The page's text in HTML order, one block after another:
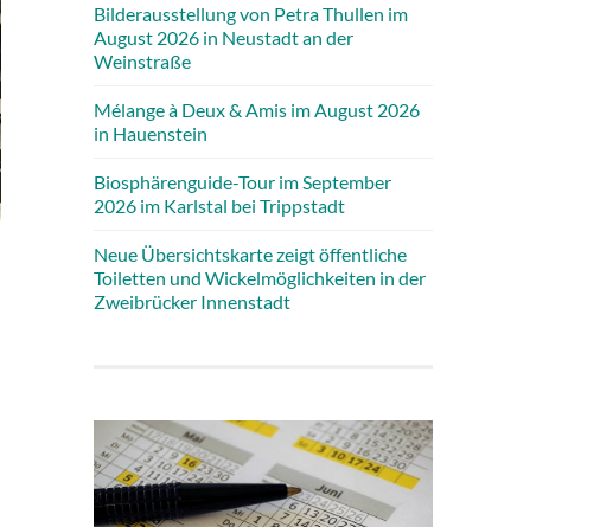
Bilderausstellung von Petra Thullen im
August 2026 in Neustadt an der
Weinstraße
Mélange à Deux & Amis im August 2026
in Hauenstein
Biosphärenguide-Tour im September
2026 im Karlstal bei Trippstadt
Neue Übersichtskarte zeigt öffentliche
Toiletten und Wickelmöglichkeiten in der
Zweibrücker Innenstadt